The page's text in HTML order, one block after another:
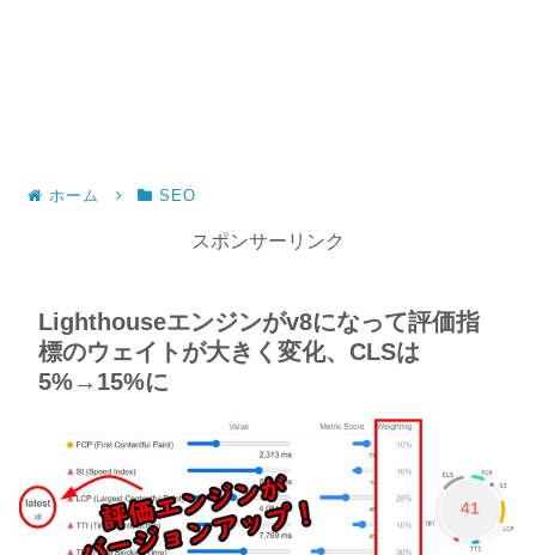
ホーム SEO
スポンサーリンク
Lighthouseエンジンがv8になって評価指
標のウェイトが大きく変化、CLSは
5%→15%に